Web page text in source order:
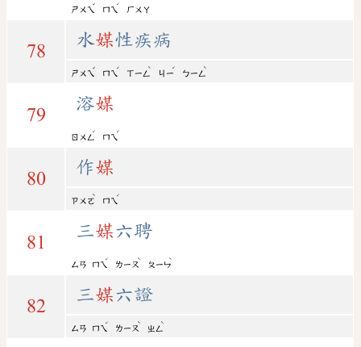
ㄕㄨㄟ
ˇ
ㄇㄟ
ˊ
ㄏㄨㄚ
78
水媒性疾病
ㄕㄨㄟ
ˇ
ㄇㄟ
ˊ
ㄒㄧㄥ
ˋ
ㄐㄧ
ˊ
ㄅㄧㄥ
ˋ
79
溶媒
ㄖㄨㄥ
ˊ
ㄇㄟ
ˊ
80
作媒
ㄗㄨㄛ
ˋ
ㄇㄟ
ˊ
81
三媒六聘
ㄙㄢ ㄇㄟ
ˊ
ㄌㄧㄡ
ˋ
ㄆㄧㄣ
ˋ
82
三媒六證
ㄙㄢ ㄇㄟ
ˊ
ㄌㄧㄡ
ˋ
ㄓㄥ
ˋ